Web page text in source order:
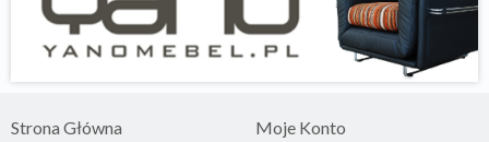
Strona Główna
Moje Konto